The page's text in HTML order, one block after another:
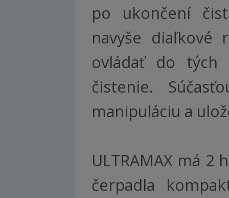
po ukončení
navyše diaľkové
ovládať do tých
čistenie.
manipuláciu a
ULTRAMAX má
čerpadla